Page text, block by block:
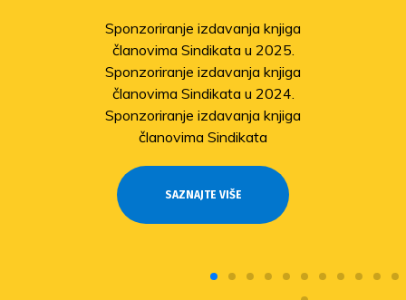
Sponzoriranje izdavanja knjiga
članovima Sindikata u 2025.
Sponzoriranje izdavanja knjiga
članovima Sindikata u 2024.
Sponzoriranje izdavanja knjiga
članovima Sindikata
SAZNAJTE VIŠE